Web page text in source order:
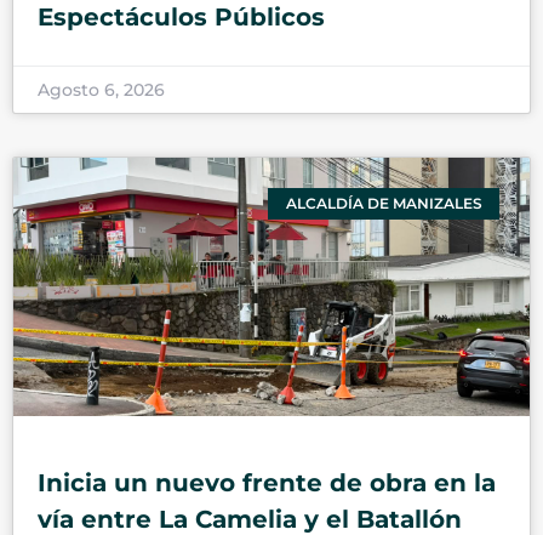
Espectáculos Públicos
Agosto 6, 2026
ALCALDÍA DE MANIZALES
Inicia un nuevo frente de obra en la
vía entre La Camelia y el Batallón